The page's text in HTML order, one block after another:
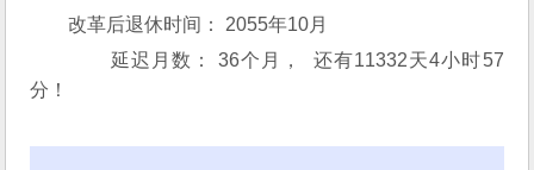
改革后退休时间： 2055年10月
延迟月数： 36个月， 还有11332天4小时57
分！